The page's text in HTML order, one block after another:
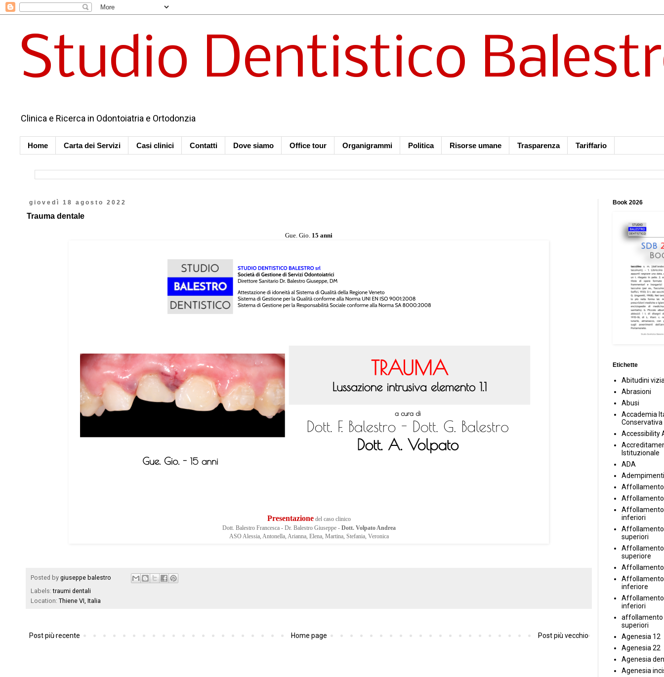
Studio Dentistico
Clinica e Ricerca in Odontoiatria e Ortodonzia
Home Carta dei Servizi Casi clinici Contatti Dove siamo Office tour Organigrammi Politica Risorse umane Trasparenza Tariffario
giovedì 18 agosto 2022
Trauma dentale
Gue. Gio. 15 anni
Presentazionedel caso clinico
Dott. Balestro Francesca - Dr. Balestro Giuseppe - Dott. Volpato Andrea
ASO Alessia, Antonella, Arianna, Elena, Martina, Stefania, Veronica
Posted by giuseppe balestro
Labels:traumi dentali
Location: Thiene VI, Italia
Post più recente Post più vecchio
Home page
Book 2026
Etichette
Abitudini
Abrasioni
Abusi
Accademia
Conservativa
Accessibility
Istituzionale
ADA
Adempimenti
Affollamento
inferiori
Affollamento
superiori
Affollamento
superiore
inferiore
Affollamento
inferiori
affollamento
superiori
Agenesia 12
Agenesia 22
Agenesia
Agenesia